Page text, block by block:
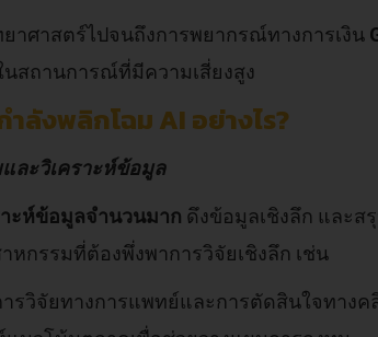
าศาสตร์ไปจนถึงการพยากรณ์ทางการเงิน
นสถานการณ์ที่มีความเสี่ยงสูง
ำลังพลิกโฉม AI อย่างไร?
ละวิเคราะห์ข้อมูล
ะห์ข้อมูลจำนวนมาก ดึงข้อมูลเชิงลึก และส
กรรมที่ต้องพึ่งพาการวิจัยเชิงลึก เช่น
ารวิจัยทางการแพทย์และการตัดสินใจทางค